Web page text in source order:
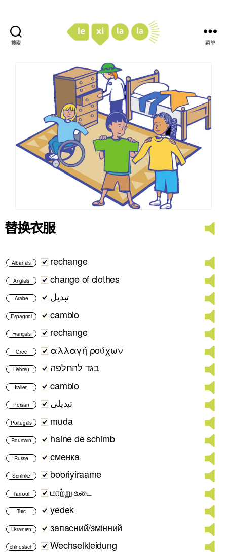
搜索 菜单
替换衣服
Albanais rechange
Anglais change of clothes
Arabe تبديل
Espagnol cambio
Français rechange
Grec αλλαγή ρούχων
Hébreu בגד להחלפה
Italien cambio
Persan تبدیلی
Portugais muda
Roumain haine de schimb
Russe сменка
Soninké booriyiraame
Tamoul மாற்று உடை
Turc yedek
Ukrainien запасний/змінний
chinesisch Wechselkleidung